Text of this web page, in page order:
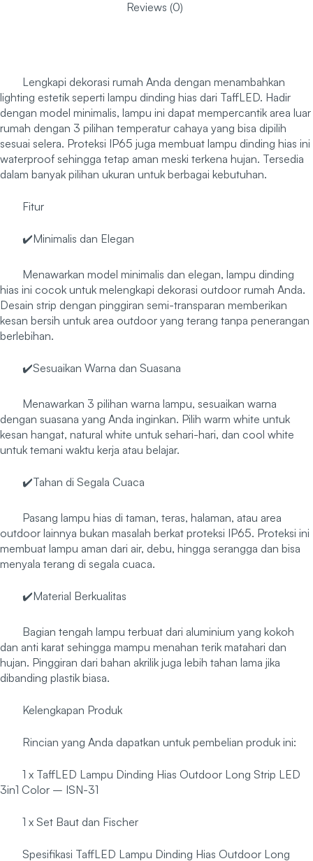
Reviews (0)
Lengkapi dekorasi rumah Anda dengan menambahkan
lighting estetik seperti lampu dinding hias dari TaffLED. Hadir
dengan model minimalis, lampu ini dapat mempercantik area luar
rumah dengan 3 pilihan temperatur cahaya yang bisa dipilih
sesuai selera. Proteksi IP65 juga membuat lampu dinding hias ini
waterproof sehingga tetap aman meski terkena hujan. Tersedia
dalam banyak pilihan ukuran untuk berbagai kebutuhan.
Fitur
✔️Minimalis dan Elegan
Menawarkan model minimalis dan elegan, lampu dinding
hias ini cocok untuk melengkapi dekorasi outdoor rumah Anda.
Desain strip dengan pinggiran semi-transparan memberikan
kesan bersih untuk area outdoor yang terang tanpa penerangan
berlebihan.
✔️Sesuaikan Warna dan Suasana
Menawarkan 3 pilihan warna lampu, sesuaikan warna
dengan suasana yang Anda inginkan. Pilih warm white untuk
kesan hangat, natural white untuk sehari-hari, dan cool white
untuk temani waktu kerja atau belajar.
✔️Tahan di Segala Cuaca
Pasang lampu hias di taman, teras, halaman, atau area
outdoor lainnya bukan masalah berkat proteksi IP65. Proteksi ini
membuat lampu aman dari air, debu, hingga serangga dan bisa
menyala terang di segala cuaca.
✔️Material Berkualitas
Bagian tengah lampu terbuat dari aluminium yang kokoh
dan anti karat sehingga mampu menahan terik matahari dan
hujan. Pinggiran dari bahan akrilik juga lebih tahan lama jika
dibanding plastik biasa.
Kelengkapan Produk
Rincian yang Anda dapatkan untuk pembelian produk ini:
1 x TaffLED Lampu Dinding Hias Outdoor Long Strip LED
3in1 Color – ISN-31
1 x Set Baut dan Fischer
Spesifikasi TaffLED Lampu Dinding Hias Outdoor Long